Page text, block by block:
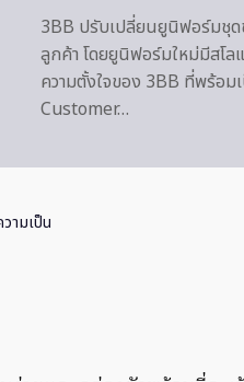
3BB ปรับเปลี่ยนยูนิฟอร์มชุดช่
ลูกค้า โดยยูนิฟอร์มใหม่มีสโ
ความตั้งใจของ 3BB ที่พร้อ
Customer…
ามเป็น